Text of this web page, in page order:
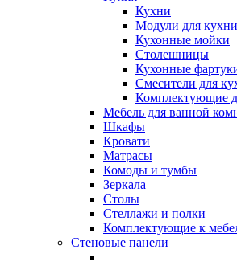
Кухни
Модули для кухни
Кухонные мойки
Столешницы
Кухонные
Смесители для
Комплектующие
Мебель для ванной
Шкафы
Кровати
Матрасы
Комоды и тумбы
Зеркала
Столы
Стеллажи и полки
Комплектующие к
Стеновые панели